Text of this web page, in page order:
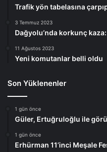
Trafik yön tabelasına
3 Temmuz 2023
Dağyolu’nda korkunç kaza:
11 Ağustos 2023
Yeni komutanlar belli oldu
Son Yüklenenler
1 gün önce
Güler, Ertuğruloğlu ile
1 gün önce
Erhürman 11’inci Meşale